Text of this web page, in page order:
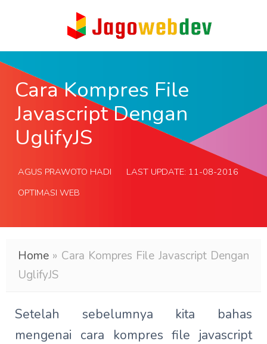
Cara Kompres File
Javascript Dengan
UglifyJS
AGUS PRAWOTO HADI LAST UPDATE: 11-08-2016
OPTIMASI WEB
Home » Cara Kompres File Javascript Dengan
UglifyJS
Setelah sebelumnya kita bahas
mengenai cara kompres file javascript